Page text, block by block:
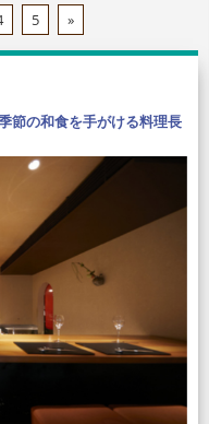
5 »
節の和食を手がける料理長